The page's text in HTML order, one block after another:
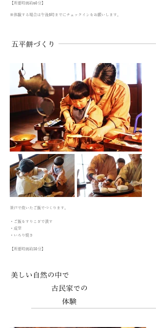
【所要時間約60分】
※体験する場合は午後5時までにチェックインをお願いします。
​五平餅づくり
釜戸で炊いたご飯でつくります。
・ご飯をすりこぎで潰す
・成型
・いろり焼き
【所要時間約30分】
美しい自然の中で
古民家での
体験